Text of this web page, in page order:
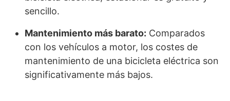
sencillo.
Mantenimiento más barato: Comparados
con los vehículos a motor, los costes de
mantenimiento de una bicicleta eléctrica son
significativamente más bajos.